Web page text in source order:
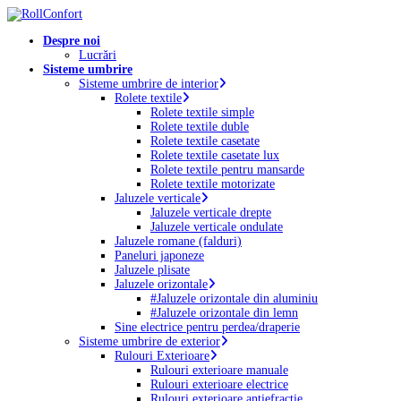
Skip
main
Menu
Despre noi
Lucrări
Sisteme umbrire
Sisteme umbrire de interior
Rolete textile
Rolete textile simple
Rolete textile duble
Rolete textile casetate
Rolete textile casetate lux
Rolete textile pentru mansarde
Rolete textile motorizate
Jaluzele verticale
Jaluzele verticale drepte
Jaluzele verticale ondulate
Jaluzele romane (falduri)
Paneluri japoneze
Jaluzele plisate
Jaluzele orizontale
#Jaluzele orizontale din aluminiu
#Jaluzele orizontale din lemn
Sine electrice pentru perdea/draperie
Sisteme umbrire de exterior
Rulouri Exterioare
Rulouri exterioare manuale
Rulouri exterioare electrice